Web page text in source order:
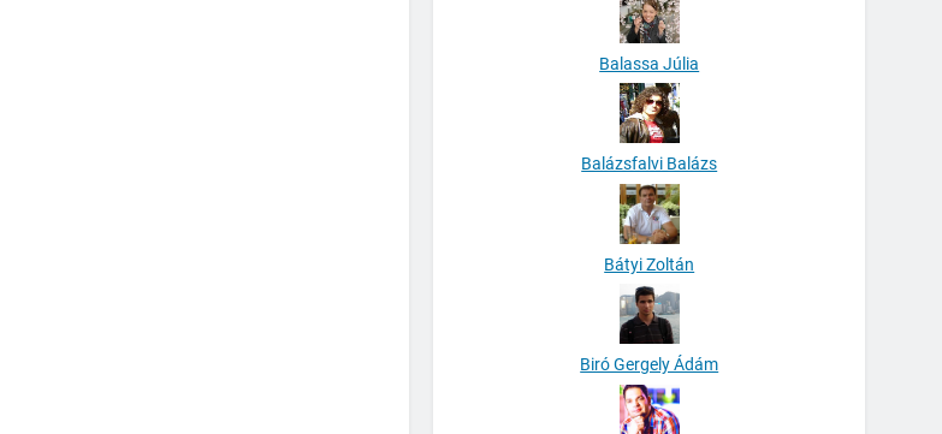
Balassa Júlia
Balázsfalvi Balázs
Bátyi Zoltán
Biró Gergely Ádám